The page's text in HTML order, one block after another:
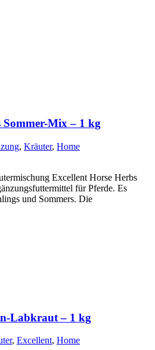
Sommer-Mix – 1 kg
, Kräuter, Home
Excellent Horse Herbs
für Pferde. Es
und Sommers. Die
Labkraut – 1 kg
, Excellent, Home